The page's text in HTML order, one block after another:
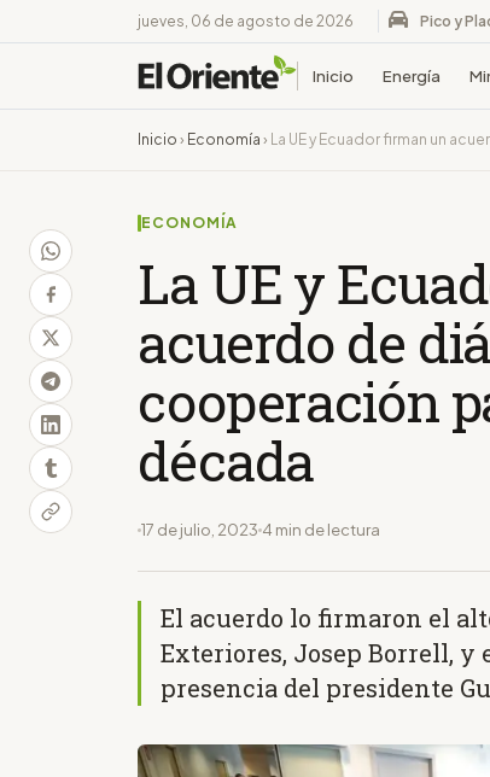
jueves, 06 de agosto de 2026 Pico y
Inicio Energía
Inicio › Economía › La UE y Ecuador firman un
ECONOMÍA
La UE y
acuerdo de
cooperación
década
17 de julio, 2023 4 min de lectura
El acuerdo lo firmaron el
Exteriores, Josep Borrell, y
presencia del presidente